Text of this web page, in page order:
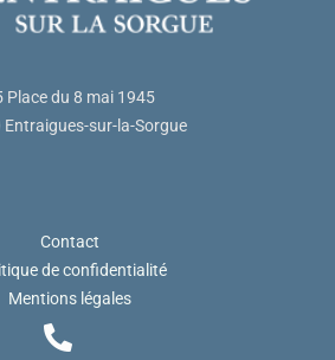
Place du 8 mai 1945
sur-la-Sorgue
Contact
de confidentialité
Mentions légales